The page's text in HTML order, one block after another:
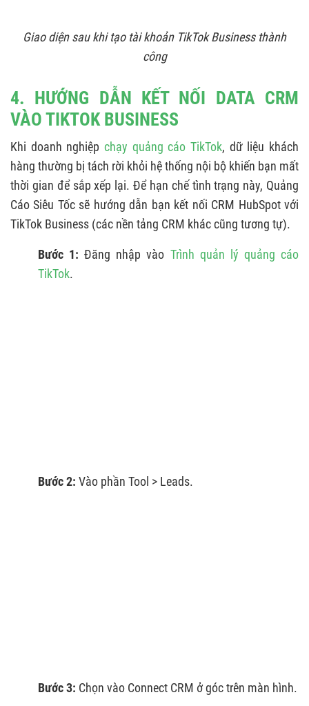
Giao diện sau khi tạo tài khoản TikTok Business thành
công
4. HƯỚNG DẪN KẾT NỐI DATA CRM
VÀO TIKTOK BUSINESS
Khi doanh nghiệp chạy quảng cáo TikTok, dữ liệu khách
hàng thường bị tách rời khỏi hệ thống nội bộ khiến bạn mất
thời gian để sắp xếp lại. Để hạn chế tình trạng này, Quảng
Cáo Siêu Tốc sẽ hướng dẫn bạn kết nối CRM HubSpot với
TikTok Business (các nền tảng CRM khác cũng tương tự).
Bước 1:Đăng nhập vào Trình quản lý quảng cáo
TikTok.
Bước 2: Vào phần Tool > Leads.
Bước 3: Chọn vào Connect CRM ở góc trên màn hình.